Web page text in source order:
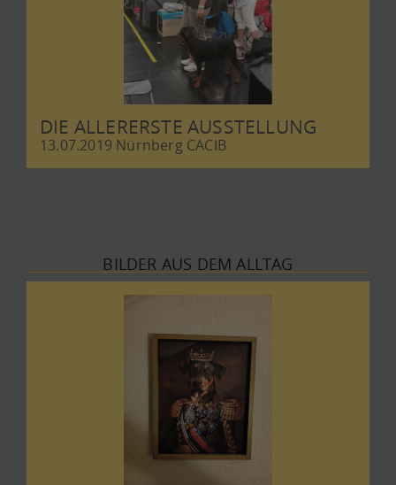
DIE ALLERERSTE AUSSTELLUNG
13.07.2019 Nürnberg CACIB
BILDER AUS DEM ALLTAG